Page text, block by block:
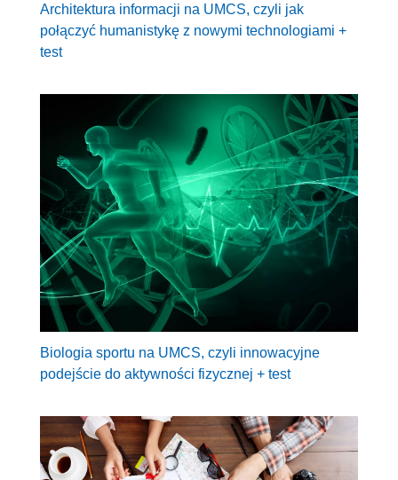
Architektura informacji na UMCS, czyli jak
połączyć humanistykę z nowymi technologiami +
test
Biologia sportu na UMCS, czyli innowacyjne
podejście do aktywności fizycznej + test